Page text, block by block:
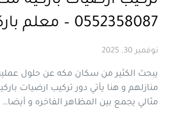
0552358087 – معلم باركيه مكة
نوفمبر 30, 2025
يبحث الكثير من سكان مكه عن حلول
منازلهم و هنا يأتي دور تركيب ارضيات
مثالي يجمع بين المظاهر الفاخره و أيضا…